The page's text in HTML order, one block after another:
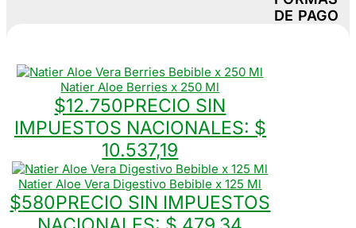
Natier Aloe Berries x 250 Ml
$12.750PRECIO SIN
IMPUESTOS NACIONALES: $
10.537,19
Natier Aloe Vera Digestivo Bebible x 125 Ml
$580PRECIO SIN IMPUESTOS
DE PAGO